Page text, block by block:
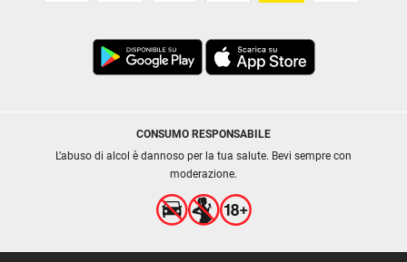
CONSUMO RESPONSABILE
L’abuso di alcol è dannoso per la tua salute. Bevi sempre con
moderazione.